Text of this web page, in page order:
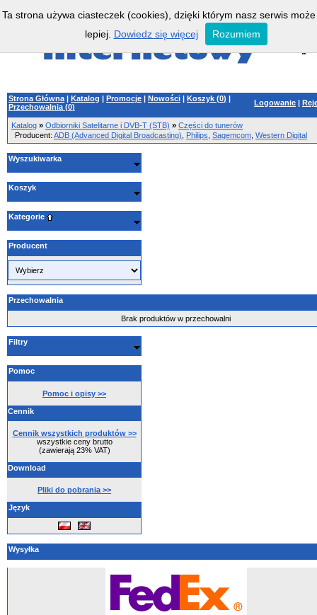
Strona Główna | Katalog | Promocje | Nowości | Koszyk (0) |
Przechowalnia (0) Logowanie |
Katalog » Odbiorniki Satelitarne i DVB-T (STB) » Części do tunerów
Producent: ADB (Advanced Digital Broadcasting) Philips Sagemcom Western Digital
Wyszukiwarka
Koszyk
Kategorie
Producent
Przechowalnia
Brak produktów w przechowalni
Filtry
Pomoc
Pomoc i opisy >>
Cennik
Cennik wszystkich produktów >>
wszystkie ceny brutto
(zawierają 23% VAT)
Download
Pliki do pobrania >>
Język
Wysyłka
Ta strona używa ciasteczek (cookies), dzięki którym nasz serwis może
lepiej. Dowiedz się więcej Rozumiem